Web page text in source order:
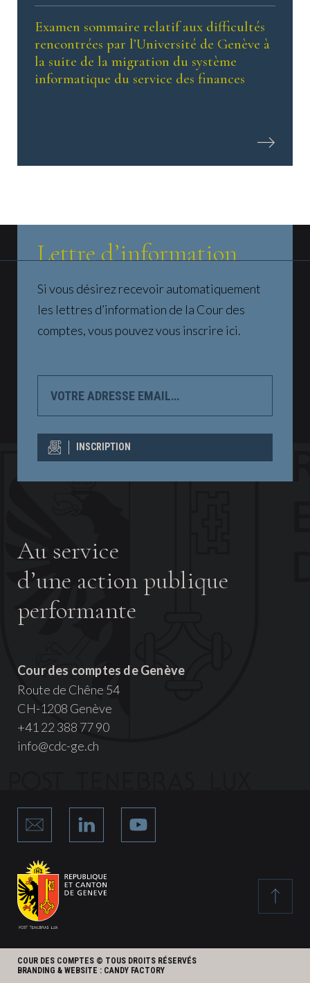
Examen sommaire relatif aux difficultés
rencontrées par l’Université de Genève à
la suite de la migration du système
informatique du service des finances
Lettre d’information
Si vous désirez recevoir automatiquement
les lettres d’information de la Cour des
comptes, vous pouvez vous inscrire ici.
ADRESSE
INSCRIPTION
Au service
d’une action publique
performante
Cour des comptes de Genève
Route de Chêne 54
CH-1208 Genève
+41 22 388 77 90
info@cdc-ge.ch
COUR DES COMPTES © TOUS DROITS RÉSERVÉS
BRANDING & WEBSITE : CANDY FACTORY